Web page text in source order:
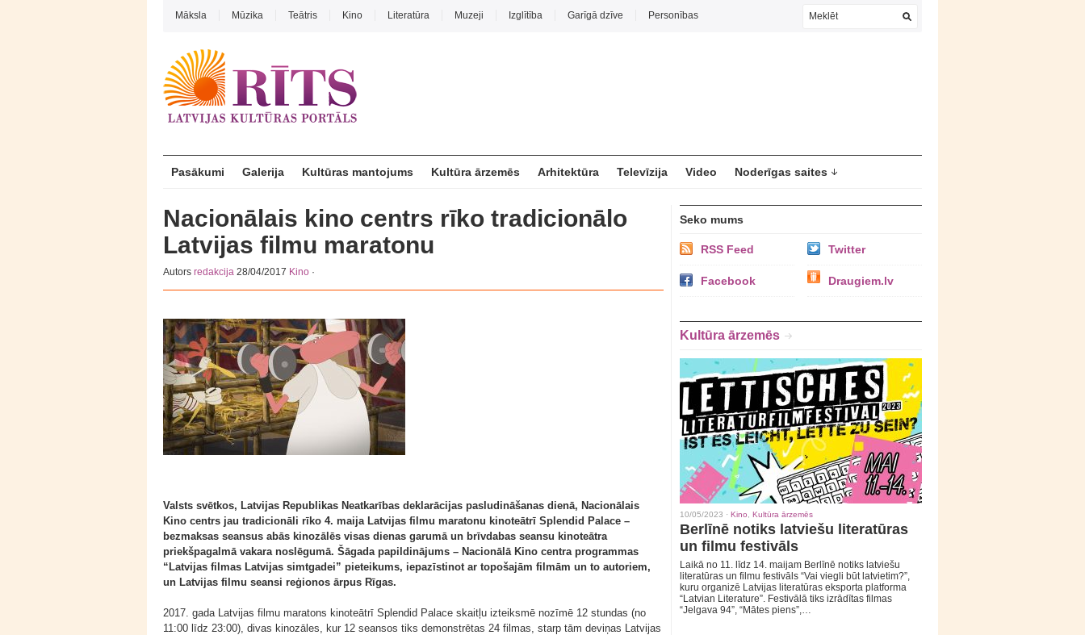
Māksla Mūzika Teātris Kino Literatūra Muzeji Izglītība Garīgā dzīve Personības
Pasākumi Galerija Kultūras mantojums Kultūra ārzemēs Arhitektūra Televīzija Video Noderīgas saites
Nacionālais kino centrs rīko tradicionālo
Latvijas filmu maratonu
Autors redakcija 28/04/2017 Kino ·
Valsts svētkos, Latvijas Republikas Neatkarības deklarācijas pasludināšanas dienā, Nacionālais
Kino centrs jau tradicionāli rīko 4. maija Latvijas filmu maratonu kinoteātrī Splendid Palace –
bezmaksas seansus abās kinozālēs visas dienas garumā un brīvdabas seansu kinoteātra
priekšpagalmā vakara noslēgumā. Šāgada papildinājums – Nacionālā Kino centra programmas
“Latvijas filmas Latvijas simtgadei” pieteikums, iepazīstinot ar topošajām filmām un to autoriem,
un Latvijas filmu seansi reģionos ārpus Rīgas.
2017. gada Latvijas filmu maratons kinoteātrī Splendid Palace skaitļu izteiksmē nozīmē 12 stundas (no
11:00 līdz 23:00), divas kinozāles, kur 12 seansos tiks demonstrētas 24 filmas, starp tām deviņas Latvijas
Seko mums
RSS Feed Twitter
Facebook Draugiem.lv
Kultūra ārzemēs
10/05/2023 · Kino Kultūra ārzemēs
Berlīnē notiks latviešu literatūras
un filmu festivāls
Laikā no 11. līdz 14. maijam Berlīnē notiks latviešu
literatūras un filmu festivāls “Vai viegli būt latvietim?”,
kuru organizē Latvijas literatūras eksporta platforma
“Latvian Literature”. Festivālā tiks izrādītas filmas
“Jelgava 94”, “Mātes piens”,…